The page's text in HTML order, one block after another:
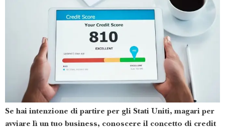
Se hai intenzione di partire per gli Stati Uniti, magari per
avviare lì un tuo business, conoscere il concetto di credit